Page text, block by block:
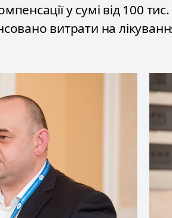
у сумі від 100
витрати на